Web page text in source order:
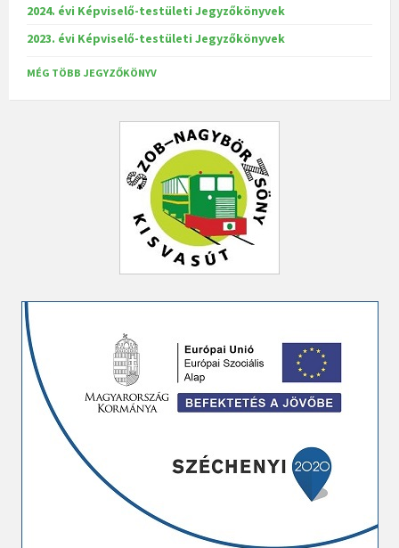
2024. évi Képviselő-testületi Jegyzőkönyvek
2023. évi Képviselő-testületi Jegyzőkönyvek
MÉG TÖBB JEGYZŐKÖNYV